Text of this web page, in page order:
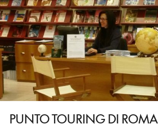
PUNTO TOURING DI ROMA